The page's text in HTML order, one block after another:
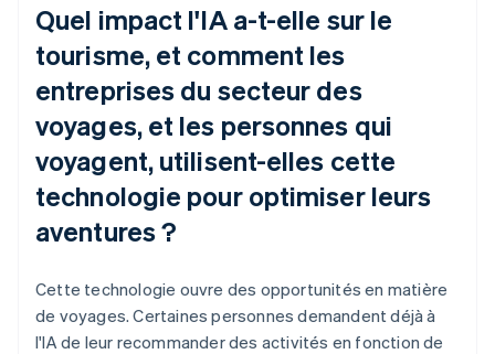
Quel impact l'IA a-t-elle sur le
tourisme, et comment les
entreprises du secteur des
voyages, et les personnes qui
voyagent, utilisent-elles cette
technologie pour optimiser leurs
aventures ?
Cette technologie ouvre des opportunités en matière
de voyages. Certaines personnes demandent déjà à
l'IA de leur recommander des activités en fonction de